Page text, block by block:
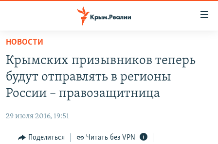
Вернуться
основному
содержанию
Вернутся
главной
Вернутся
СПЕЦПРОЕКТЫ
11 ЛЕТ ОККУПАЦИИ КРЫМА. 11 ИСТОРИЙ СОПРОТИВЛЕНИЯ
ВОДА
ЕЩЕ
ИНТЕРАКТИВ
РАДІО СВОБОДА
НОВОСТИ
Крымских призывников теперь
будут отправлять в регионы
России – правозащитница
29 июля 2016, 19:51
Поделиться Читать без VPN